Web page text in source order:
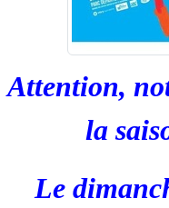
Attention,
la
Le